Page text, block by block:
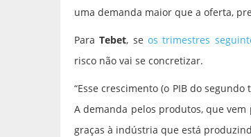
uma demanda maior que a oferta,
ParaTebet, seos trimestres
risco não vai se concretizar.
“Esse crescimento (o PIB do
A demanda pelos produtos, que
graças à indústria que está